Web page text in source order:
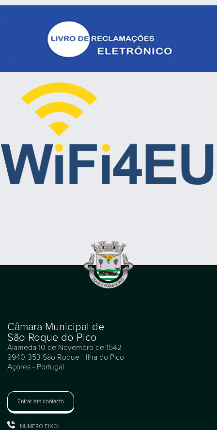
Câmara Municipal de
São Roque do Pico
Alameda 10 de Novembro de 1542
9940-353 São Roque - Ilha do Pico
Açores - Portugal
Entrar em contacto
NÚMERO FIXO: